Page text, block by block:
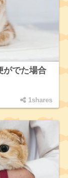
がでた場合
1shares